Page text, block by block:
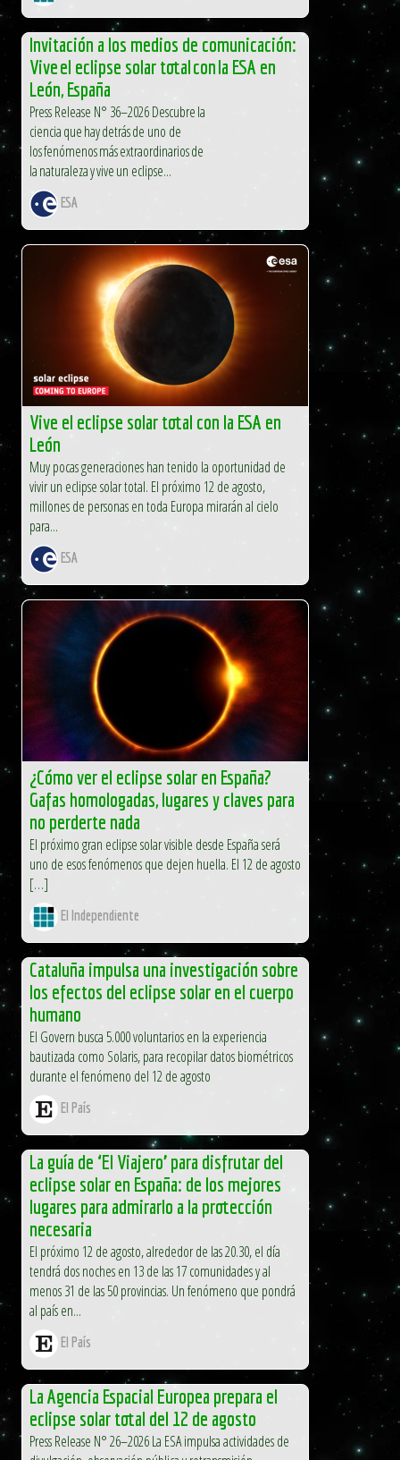
Invitación a los medios de comunicación:
Vive el eclipse solar total con la ESA en
León, España
Press Release N° 36–2026 Descubre la
ciencia que hay detrás de uno de
los fenómenos más extraordinarios de
la naturaleza y vive un eclipse...
ESA
Vive el eclipse solar total con la ESA en
León
Muy pocas generaciones han tenido la oportunidad de
vivir un eclipse solar total. El próximo 12 de agosto,
millones de personas en toda Europa mirarán al cielo
para...
ESA
¿Cómo ver el eclipse solar en España?
Gafas homologadas, lugares y claves para
no perderte nada
El próximo gran eclipse solar visible desde España será
uno de esos fenómenos que dejen huella. El 12 de agosto
[…]
El Independiente
Cataluña impulsa una investigación sobre
los efectos del eclipse solar en el cuerpo
humano
El Govern busca 5.000 voluntarios en la experiencia
bautizada como Solaris, para recopilar datos biométricos
durante el fenómeno del 12 de agosto
El País
La guía de ‘El Viajero’ para disfrutar del
eclipse solar en España: de los mejores
lugares para admirarlo a la protección
necesaria
El próximo 12 de agosto, alrededor de las 20.30, el día
tendrá dos noches en 13 de las 17 comunidades y al
menos 31 de las 50 provincias. Un fenómeno que pondrá
al país en...
El País
La Agencia Espacial Europea prepara el
eclipse solar total del 12 de agosto
Press Release N° 26–2026 La ESA impulsa actividades de